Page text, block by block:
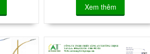
Xem thêm